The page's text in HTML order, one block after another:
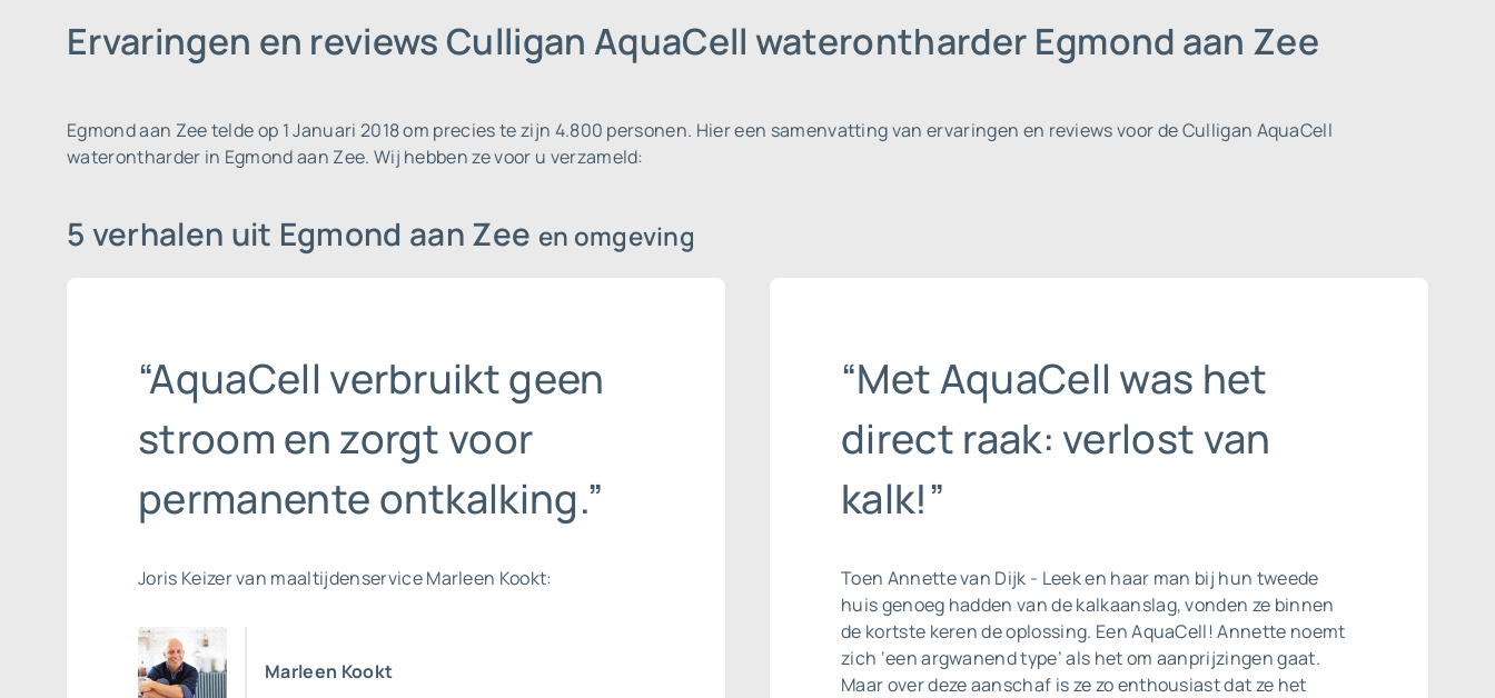
Ervaringen en reviews Culligan AquaCell waterontharder Egmond aan Zee
Egmond aan Zee telde op 1 Januari 2018 om precies te zijn 4.800 personen. Hier een samenvatting van ervaringen en reviews voor de Culligan AquaCell
waterontharder in Egmond aan Zee. Wij hebben ze voor u verzameld:
5 verhalen uit Egmond aan Zee en omgeving
“AquaCell verbruikt geen
stroom en zorgt voor
permanente ontkalking.”
Joris Keizer van maaltijdenservice Marleen Kookt:
Marleen Kookt
“Met AquaCell was het
direct raak: verlost van
kalk!”
Toen Annette van Dijk - Leek en haar man bij hun tweede
huis genoeg hadden van de kalkaanslag, vonden ze binnen
de kortste keren de oplossing. Een AquaCell! Annette noemt
zich ‘een argwanend type’ als het om aanprijzingen gaat.
Maar over deze aanschaf is ze zo enthousiast dat ze het